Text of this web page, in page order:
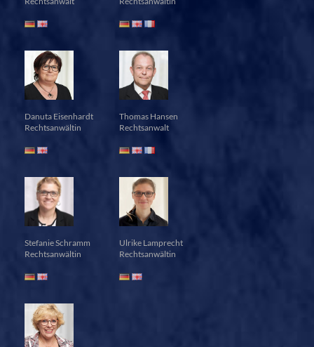
Danuta Eisenhardt
Rechtsanwältin
Thomas Hansen
Rechtsanwalt
Stefanie Schramm
Rechtsanwältin
Ulrike Lamprecht
Rechtsanwältin